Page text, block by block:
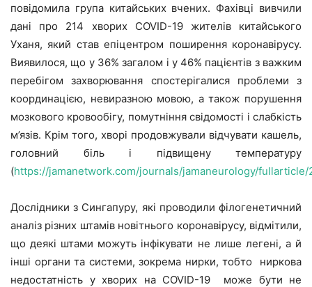
повідомила група китайських вчених. Фахівці вивчили
дані про 214 хворих COVID-19 жителів китайського
Уханя, який став епіцентром поширення коронавірусу.
Виявилося, що у 36% загалом і у 46% пацієнтів з важким
перебігом захворювання спостерігалися проблеми з
координацією, невиразною мовою, а також порушення
мозкового кровообігу, помутніння свідомості і слабкість
м’язів. Крім того, хворі продовжували відчувати кашель,
головний біль і підвищену температуру
(https://jamanetwork.com/journals/jamaneurology/
Дослідники з Сингапуру, які проводили філогенетичний
аналіз різних штамів новітнього коронавірусу, відмітили,
що деякі штами можуть інфікувати не лише легені, а й
інші органи та системи, зокрема нирки, тобто ниркова
недостатність у хворих на COVID-19 може бути не